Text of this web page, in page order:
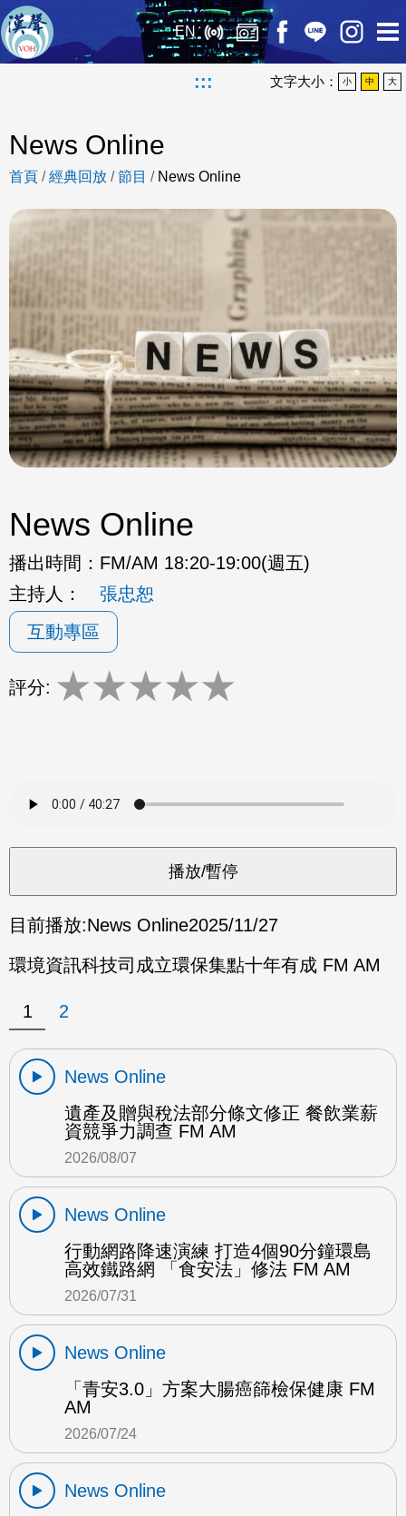
EN
::: 文字大小： 小 中 大
News Online
首頁 /經典回放 /節目 / News Online
News Online
播出時間： FM/AM 18:20-19:00(週五)
主持人：
張忠恕
互動專區
評分: ★★★★★
目前播放:News Online2025/11/27
環境資訊科技司成立環保集點十年有成 FM AM
1 2
News Online
遺產及贈與稅法部分條文修正 餐飲業薪
資競爭力調查 FM AM
2026/08/07
News Online
行動網路降速演練 打造4個90分鐘環島
高效鐵路網 「食安法」修法 FM AM
2026/07/31
News Online
「青安3.0」方案大腸癌篩檢保健康 FM
AM
2026/07/24
News Online